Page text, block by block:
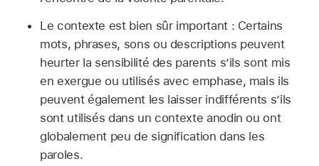
Le contexte est bien sûr important : Certains
mots, phrases, sons ou descriptions peuvent
heurter la sensibilité des parents s’ils sont mis
en exergue ou utilisés avec emphase, mais ils
peuvent également les laisser indifférents s’ils
sont utilisés dans un contexte anodin ou ont
globalement peu de signification dans les
paroles.